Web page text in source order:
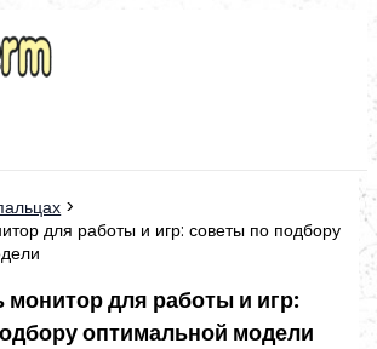
для работы и игр: советы по подбору
монитор для работы и игр:
оптимальной модели